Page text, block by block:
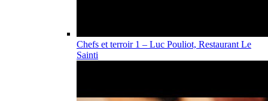
Chefs et terroir 1 – Luc Pouliot, Restaurant Le
Sainti